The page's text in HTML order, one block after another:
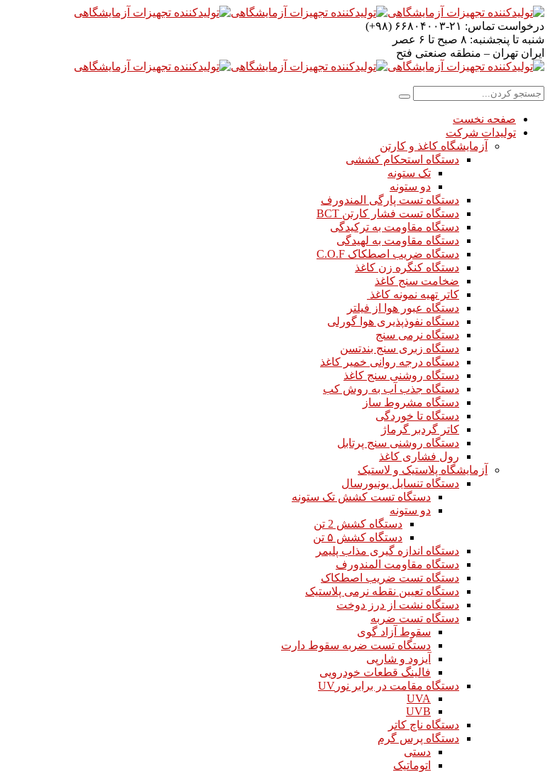
درخواست تماس: ۲۱-۶۶۸۰۴۰۰۳ (۹۸+)
شنبه تا پنجشنبه: ۸ صبح تا ۶ عصر
ایران تهران – منطقه صنعتی فتح
صفحه نخست
تولیدات شرکت
آزمایشگاه کاغذ و کارتن
دستگاه استحکام کششی
تک ستونه
دو ستونه
دستگاه تست پارگی المندورف
دستگاه تست فشار کارتن BCT
دستگاه مقاومت به ترکیدگی
دستگاه مقاومت به لهیدگی
دستگاه ضریب اصطکاک C.O.F
دستگاه کنگره زن کاغذ
ضخامت سنج کاغذ
کاتر تهیه نمونه کاغذ
دستگاه عبور هوا از فیلتر
دستگاه نفوذپذیری هوا گورلی
دستگاه نرمی سنج
دستگاه زبری سنج بندتسن
دستگاه درجه روانی خمیر کاغذ
دستگاه روشنی سنج کاغذ
دستگاه جذب آب به روش کب
دستگاه مشروط ساز
دستگاه تا خوردگی
کاتر گردبر گرماژ
دستگاه روشنی سنج پرتابل
رول فشاری کاغذ
آزمایشگاه پلاستیک و لاستیک
دستگاه تنسایل یونیورسال
دستگاه تست کشش تک ستونه
دو ستونه
دستگاه کشش 2 تن
دستگاه کشش ۵ تن
دستگاه اندازه گیری مذاب پلیمر
دستگاه مقاومت المندورف
دستگاه تست ضریب اصطکاک
دستگاه تعیین نقطه نرمی پلاستیک
دستگاه نشت از درز دوخت
دستگاه تست ضربه
سقوط آزاد گوی
دستگاه تست ضربه سقوط دارت
آیزود و شارپی
فالینگ قطعات خودرویی
دستگاه مقامت در برابر نورUV
UVA
UVB
دستگاه ناچ کاتر
دستگاه پرس گرم
دستی
اتوماتیک